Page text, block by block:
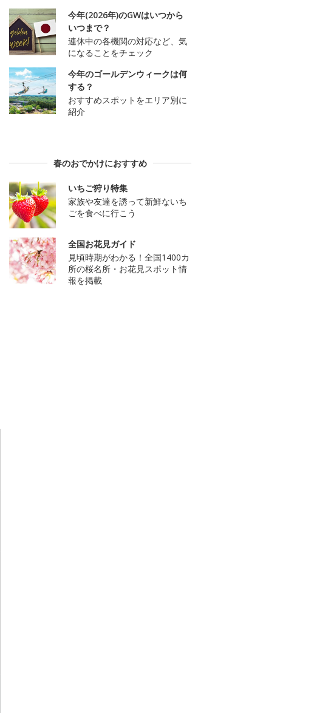
今年(2026年)のGWはいつから
いつまで？
連休中の各機関の対応など、気
になることをチェック
今年のゴールデンウィークは何
する？
おすすめスポットをエリア別に
紹介
春のおでかけにおすすめ
いちご狩り特集
家族や友達を誘って新鮮ないち
ごを食べに行こう
全国お花見ガイド
見頃時期がわかる！全国1400カ
所の桜名所・お花見スポット情
報を掲載